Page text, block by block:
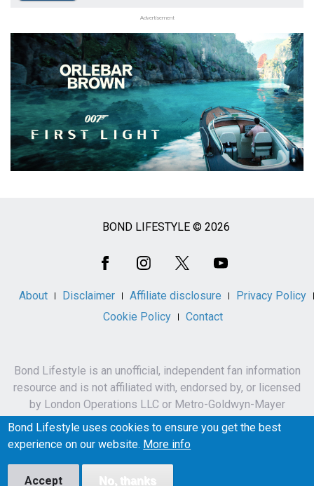
Advertisement
BOND LIFESTYLE © 2026
About Disclaimer Affiliate disclosure
Privacy Policy
Cookie Policy
Contact
Bond Lifestyle is an unofficial, independent fan information
resource and is not affiliated with, endorsed by, or licensed
by London Operations LLC or Metro-Goldwyn-Mayer
Studios Inc.
James Bond, 007 and related names, characters,
Bond Lifestyle uses cookies to ensure you get the best
experience on our website. More info
Accept No, thanks